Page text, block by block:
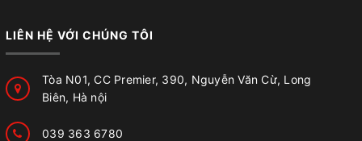
LIÊN HỆ VỚI CHÚNG TÔI
Tòa N01, CC Premier, 390, Nguyễn Văn Cừ, Long
Biên, Hà nội
039 363 6780